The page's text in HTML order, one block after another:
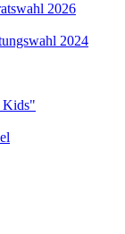
2026
2024
Kids"